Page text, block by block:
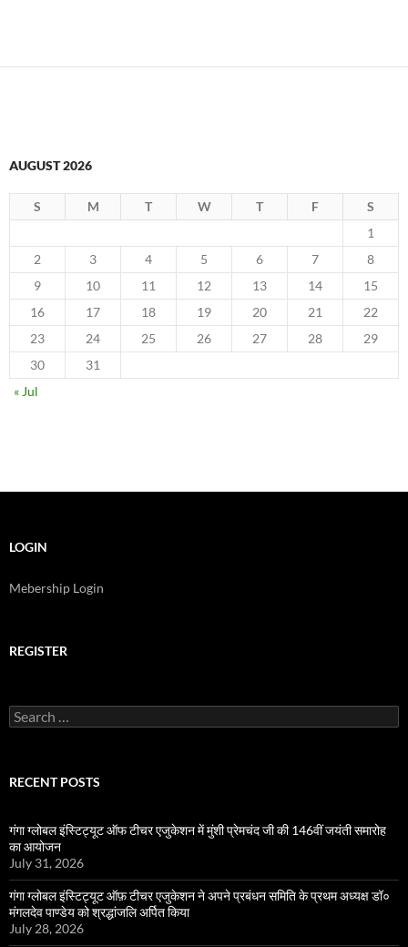
AUGUST 2026
S M T W T F
S
1
2
3 4 5 6 7
8
9
10 11 12 13 14
15
16
17 18 19 20 21
22
23
24 25 26 27 28
29
30
31
« Jul
LOGIN
Mebership Login
REGISTER
Search
for:
RECENT POSTS
गंगा ग्लोबल इंस्टिट्यूट ऑफ टीचर एजुकेशन में मुंशी प्रेमचंद जी की 146वीं जयंती समारोह
का आयोजन
July 31, 2026
गंगा ग्लोबल इंस्टिट्यूट ऑफ़ टीचर एजुकेशन ने अपने प्रबंधन समिति के प्रथम अध्यक्ष डॉ०
मंगलदेव पाण्डेय को श्रद्धांजलि अर्पित किया
July 28, 2026